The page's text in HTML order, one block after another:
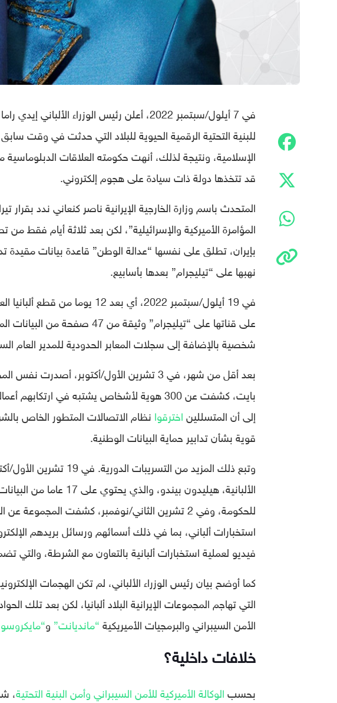
في 7 أيلول/سبتمبر 2022، أعلن رئيس الوزراء الألباني إيدي راما في
للبنية التحتية الرقمية الحيوية للبلاد التي حدثت في وقت
الإسلامية، ونتيجة لذلك، أنهت حكومته العلاقات
قد تتخذها دولة ذات سيادة على هجوم إلكتروني.
المتحدث باسم وزارة الخارجية الإيرانية ناصر كنعاني ندد
المؤامرة الأميركية والإسرائيلية”، لكن بعد ثلاثة أيام فقط من
بإيران، تطلق على نفسها “عدالة الوطن” قاعدة بيانات مقيدة
نهبها على “تيليجرام” بعدها بأسابيع.
في 19 أيلول/سبتمبر 2022، أي
على قناتها على “تيليجرام”
شخصية بالإضافة إلى سجلات المعابر الحدودية للمدير العام
بايت، كشفت عن 300 هوية لأشخاص يشتبه في
إلى أن المتسلليناخترقوا نظام الاتصالات المتطور الخاص
قوية بشأن تدابير حماية البيانات الوطنية.
وتبع ذلك المزيد من
استخبارات ألباني، بما في ذلك أسمائهم ورسائل بريدهم
فيديو لعملية استخبارات ألبانية بالتعاون مع الشرطة،
كما أوضح بيان رئيس الوزراء الألباني، لم تكن الهجمات
التي تهاجم المجموعات الإيرانية البلاد ألبانيا، لكن بعد
الأمن السيبراني والبرمجيات الأميريكية“مانديانت” و
خلافات داخلية؟
بحسبالوكالة الأميركية للأمن السيبراني وأمن البنية التحتية،